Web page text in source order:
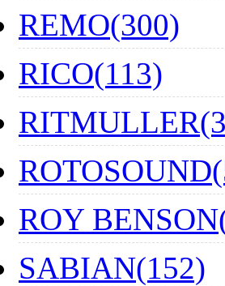
REMO(300)
RICO(113)
ROY
SABIAN(152)